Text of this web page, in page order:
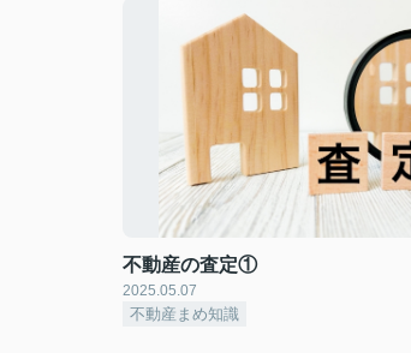
不動産の査定①
2025.05.07
不動産まめ知識